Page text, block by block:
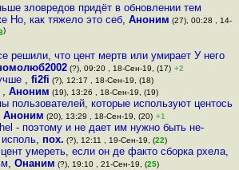
зловредов придёт в обновлении тем
Но, как тяжело это себ,Аноним (27), 00:28 , 14-
)
решили, что цент мертв или умирает У него
(?), 09:20 , 18-Сен-19, (17) +2
, fi2fi (?), 12:17 , 18-Сен-19, (18)
, Аноним (19), 13:26 , 18-Сен-19, (19)
пользователей, которые используют центось
Аноним (20), 13:29 , 18-Сен-19, (20) +1
- поэтому и не дает им нужно быть не-
исполь, пох. (?), 12:11 , 19-Сен-19, (22)
умереть, если он де факто сборка рхела,
, Онаним (?), 19:10 , 21-Сен-19, (25)